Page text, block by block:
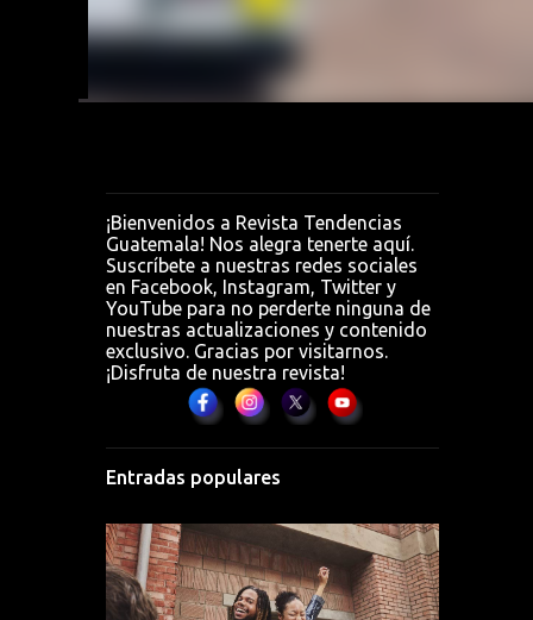
¡Bienvenidos a Revista Tendencias
Guatemala! Nos alegra tenerte aquí.
Suscríbete a nuestras redes sociales
en Facebook, Instagram, Twitter y
YouTube para no perderte ninguna de
nuestras actualizaciones y contenido
exclusivo. Gracias por visitarnos.
¡Disfruta de nuestra revista!
Entradas populares